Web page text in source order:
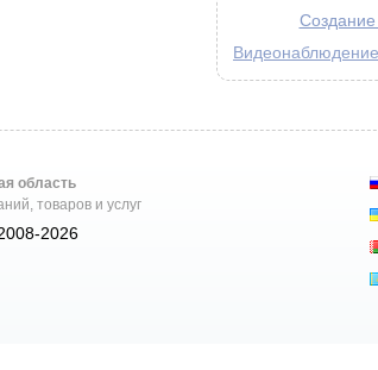
Создание
Видеонаблюдение
область
товаров и услуг
2026